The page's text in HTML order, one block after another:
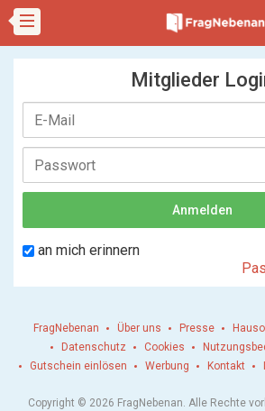
Mitglieder
an mich erinnern
FragNebenan Über uns Presse
Datenschutz
Cookies
Gutschein einlösen
Werbung Kontakt
Copyright © 2026 FragNebenan. Alle Rechte